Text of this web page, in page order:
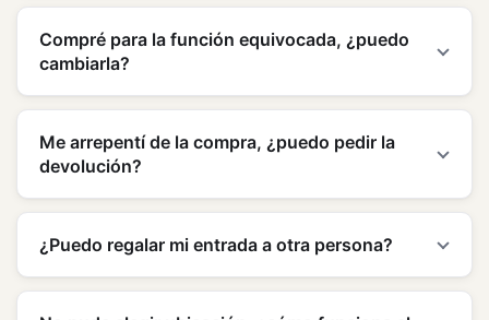
Compré para la función equivocada, ¿puedo
cambiarla?
Me arrepentí de la compra, ¿puedo pedir la
devolución?
¿Puedo regalar mi entrada a otra persona?